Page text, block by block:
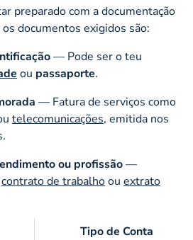
preparado com a documentação
documentos exigidos são:
— Pode ser o teu
ou passaporte.
— Fatura de serviços como
telecomunicações, emitida nos
ou profissão—
contrato de trabalhoou extrato
Tipo de Conta